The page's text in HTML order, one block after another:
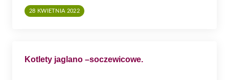
28 KWIETNIA 2022
Kotlety jaglano –soczewicowe.